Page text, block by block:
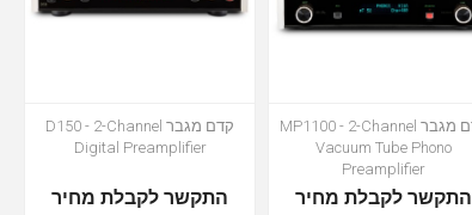
קדם מגבר MP1100 - 2-Channel
Vacuum Tube Phono
Preamplifier
התקשר לקבלת מחיר
קדם מגבר D150 - 2-Channel
Digital Preamplifier
התקשר לקבלת מחיר